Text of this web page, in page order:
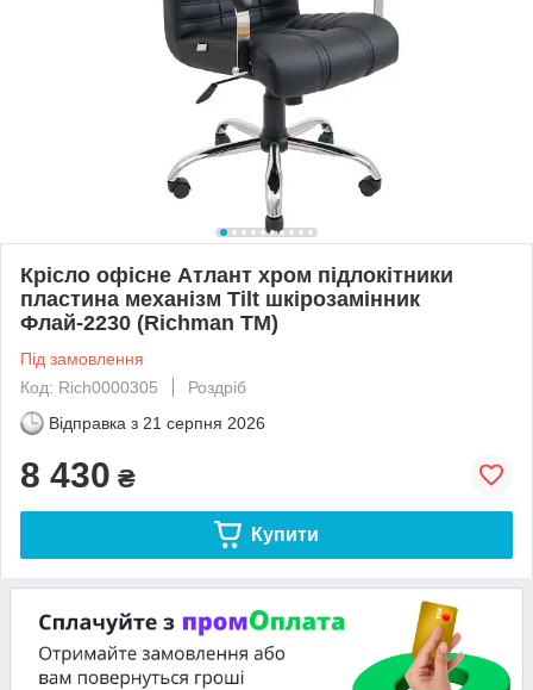
Крісло офісне Атлант хром підлокітники
пластина механізм Tilt шкірозамінник
Флай-2230 (Richman ТМ)
Під замовлення
Код: Rich0000305
Роздріб
Відправка з 21 серпня 2026
8 430 ₴
Купити